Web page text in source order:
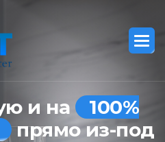
и на
100%
прямо из-под